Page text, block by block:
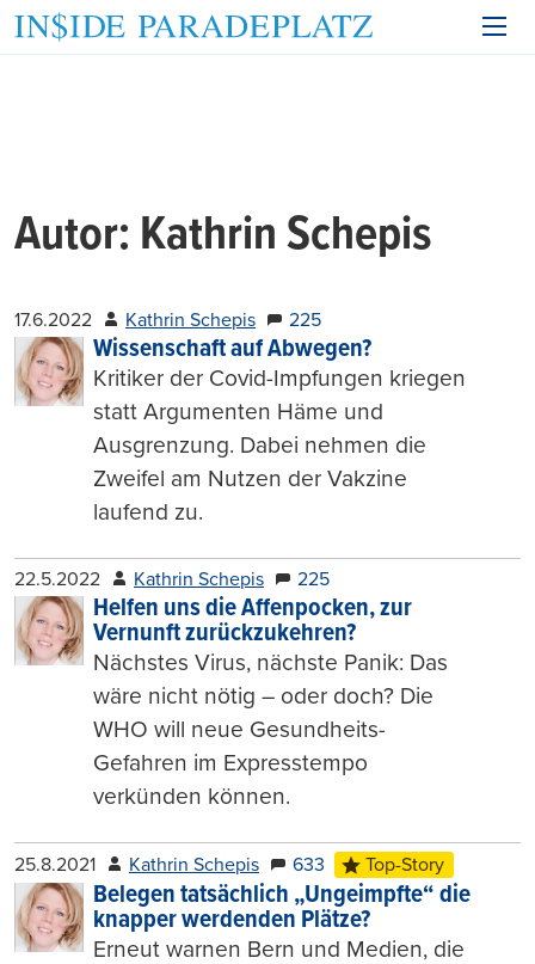
Autor: Kathrin Schepis
17.6.2022 Kathrin Schepis 225
Wissenschaft auf Abwegen?
Kritiker der Covid-Impfungen kriegen
statt Argumenten Häme und
Ausgrenzung. Dabei nehmen die
Zweifel am Nutzen der Vakzine
laufend zu.
22.5.2022 Kathrin Schepis 225
Helfen uns die Affenpocken, zur
Vernunft zurückzukehren?
Nächstes Virus, nächste Panik: Das
wäre nicht nötig – oder doch? Die
WHO will neue Gesundheits-
Gefahren im Expresstempo
verkünden können.
25.8.2021 Kathrin Schepis 633 Top-Story
Belegen tatsächlich „Ungeimpfte“ die
knapper werdenden Plätze?
Erneut warnen Bern und Medien, die